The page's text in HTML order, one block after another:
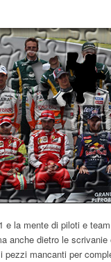
la mente di piloti e
anche dietro le
mancanti per